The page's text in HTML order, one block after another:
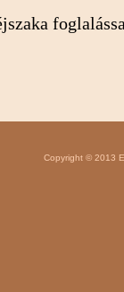
Copyright © 2013